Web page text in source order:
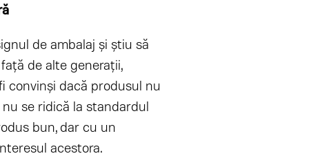
de ambalaj și știu să
de alte generații,
convinși dacă produsul nu
se ridică la standardul
bun, dar cu un
acestora.